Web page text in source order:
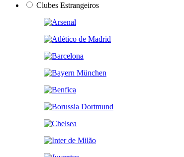
Clubes Estrangeiros